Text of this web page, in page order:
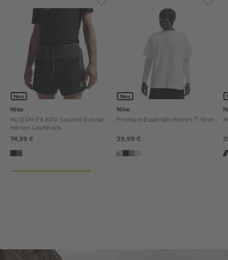
Neu
Nike
ACG Dri-Fit ADV Second Sunrise
Herren Laufshorts
74,99 €
Neu
Nike
Premium Essentials Herren T-Shirt
39,99 €